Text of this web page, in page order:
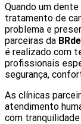
Quando um
tratamento de
problema e
parceiras da
é realizado com
profissionais
segurança,
As clínicas
atendimento
com